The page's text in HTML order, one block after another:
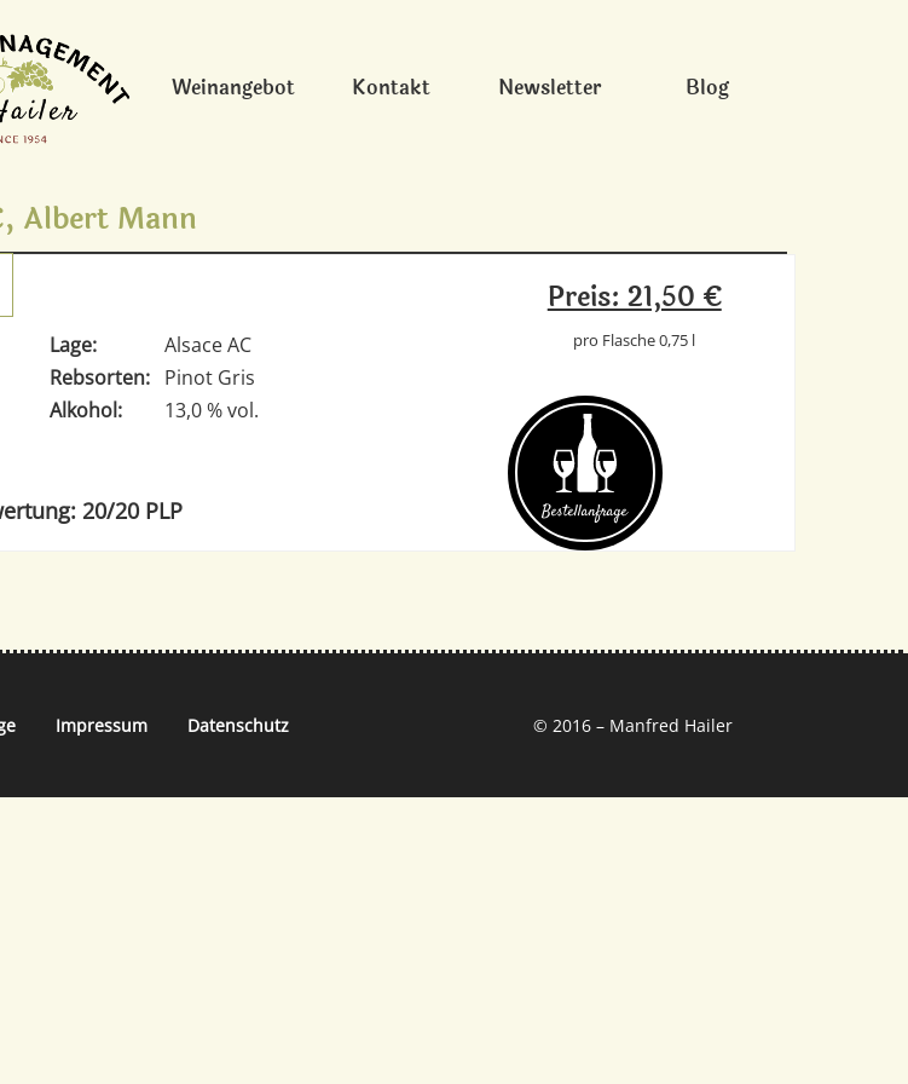
Weinangebot Kontakt Newsletter Blog
Albert Mann
Lage:
Alsace AC
Rebsorten: Pinot Gris
Alkohol:
13,0 % vol.
20/20 PLP
Preis: 21,50 €
pro Flasche 0,75 l
Bestell­anfrage
Impressum Datenschutz © 2016 – Manfred Hailer